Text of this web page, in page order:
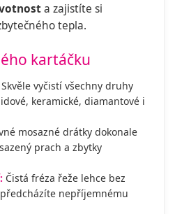
a zajistíte si
tepla.
kartáčku
Skvěle vyčistí všechny druhy
keramické, diamantové i
mosazné drátky dokonale
prach a zbytky
Čistá fréza řeže lehce bez
nepříjemnému